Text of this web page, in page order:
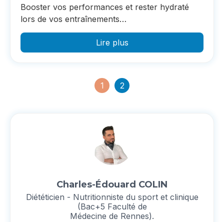
Booster vos performances et rester hydraté
lors de vos entraînements…
Lire plus
1 2
Charles-Édouard COLIN
Diététicien - Nutritionniste du sport et clinique
(Bac+5 Faculté de
Médecine de Rennes).